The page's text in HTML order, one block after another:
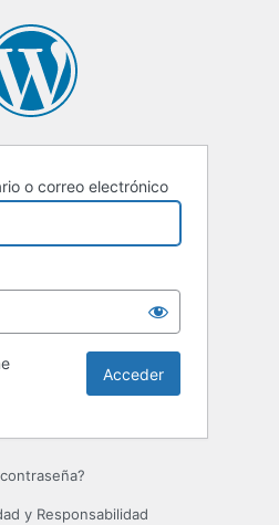
o correo electrónico
y Responsabilidad